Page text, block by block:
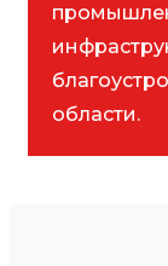
области.